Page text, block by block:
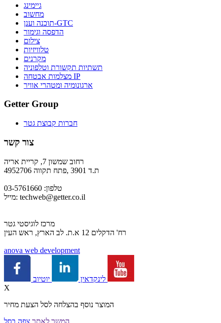
גיימינג
מחשוב
תוכנה וענן-GTC
הדפסה וגימור
צילום
טלוויזיות
מקרנים
תשתיות תקשורת וטלפוניה
מצלמות אבטחה IP
ארגונומיה ומטהרי אוויר
Getter Group
חברות קבוצת גטר
צור קשר
רחוב שמשון 7, קריית אריה
ת.ד 3901 ,פתח תקווה 4952706
טלפון: 03-5761660
מייל: techweb@getter.co.il
מרכז לוגיסטי גטר
רח' הדקלים 12 א.ת. לב הארץ, ראש העין
anova web development
לינקדאין
X
המוצר נוסף בהצלחה לסל הצעת מחיר
המשך לאתר צפה בסל